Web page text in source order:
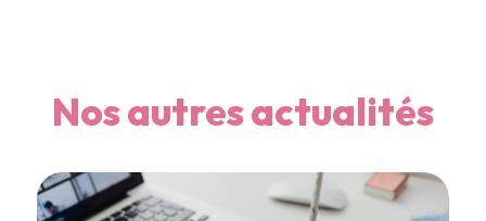
Nos autres actualités